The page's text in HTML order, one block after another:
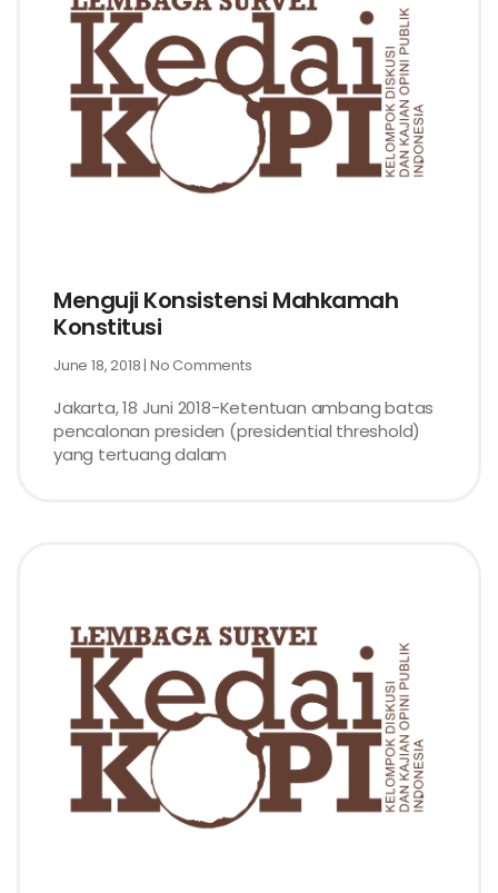
Menguji Konsistensi Mahkamah
Konstitusi
June 18, 2018 No Comments
Jakarta, 18 Juni 2018-Ketentuan ambang batas
pencalonan presiden (presidential threshold)
yang tertuang dalam